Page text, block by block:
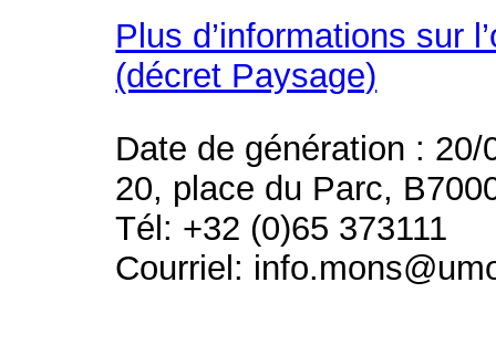
Plus d’informations sur
(décret Paysage)
Date de génération : 20/
20, place du Parc,
Tél: +32 (0)65 373111
Courriel: